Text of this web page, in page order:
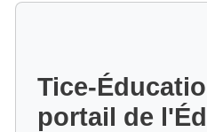
Tice-
portail de